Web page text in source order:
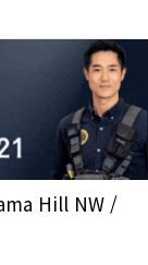
Hill NW /